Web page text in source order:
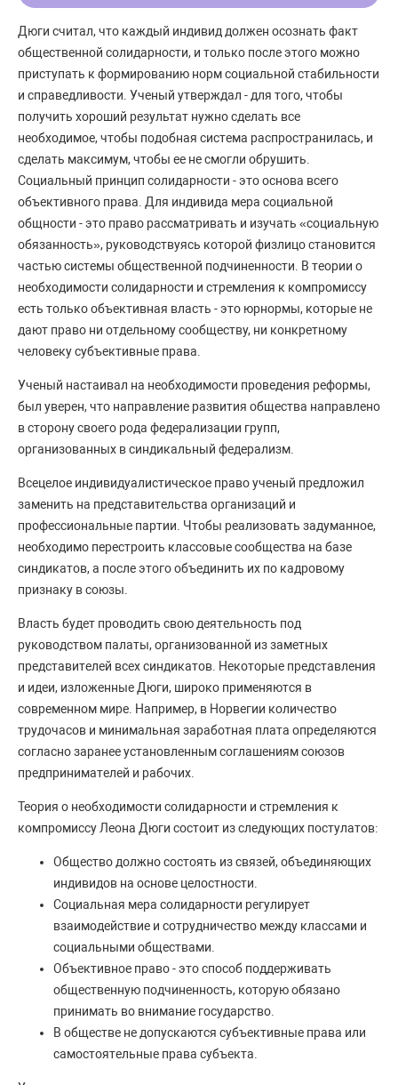
Дюги считал, что каждый индивид должен осознать факт
общественной солидарности, и только после этого можно
приступать к формированию норм социальной стабильности
и справедливости. Ученый утверждал - для того, чтобы
получить хороший результат нужно сделать все
необходимое, чтобы подобная система распространилась, и
сделать максимум, чтобы ее не смогли обрушить.
Социальный принцип солидарности - это основа всего
объективного права. Для индивида мера социальной
общности - это право рассматривать и изучать «социальную
обязанность», руководствуясь которой физлицо становится
частью системы общественной подчиненности. В теории о
необходимости солидарности и стремления к компромиссу
есть только объективная власть - это юрнормы, которые не
дают право ни отдельному сообществу, ни конкретному
человеку субъективные права.
Ученый настаивал на необходимости проведения реформы,
был уверен, что направление развития общества направлено
в сторону своего рода федерализации групп,
организованных в синдикальный федерализм.
Всецелое индивидуалистическое право ученый предложил
заменить на представительства организаций и
профессиональные партии. Чтобы реализовать задуманное,
необходимо перестроить классовые сообщества на базе
синдикатов, а после этого объединить их по кадровому
признаку в союзы.
Власть будет проводить свою деятельность под
руководством палаты, организованной из заметных
представителей всех синдикатов. Некоторые представления
и идеи, изложенные Дюги, широко применяются в
современном мире. Например, в Норвегии количество
трудочасов и минимальная заработная плата определяются
согласно заранее установленным соглашениям союзов
предпринимателей и рабочих.
Теория о необходимости солидарности и стремления к
компромиссу Леона Дюги состоит из следующих постулатов:
Общество должно состоять из связей, объединяющих
индивидов на основе целостности.
Социальная мера солидарности регулирует
взаимодействие и сотрудничество между классами и
социальными обществами.
Объективное право - это способ поддерживать
общественную подчиненность, которую обязано
принимать во внимание государство.
В обществе не допускаются субъективные права или
самостоятельные права субъекта.